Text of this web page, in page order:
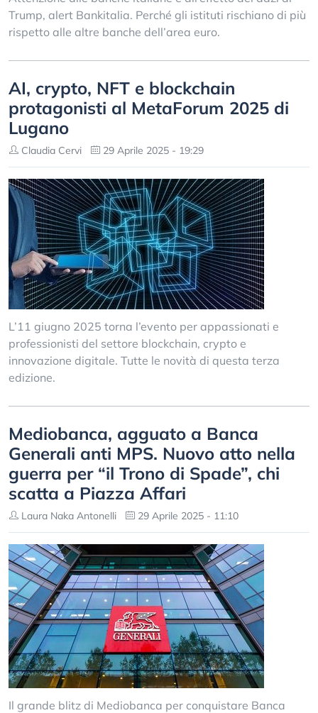
Trump, alert Bankitalia. Perché gli istituti rischiano di più
rispetto alle altre banche dell’area euro.
AI, crypto, NFT e blockchain
protagonisti al MetaForum 2025 di
Lugano
Claudia Cervi 29 Aprile 2025 - 19:29
L’11 giugno 2025 torna l’evento per appassionati e
professionisti del settore blockchain, crypto e
innovazione digitale. Tutte le novità di questa terza
edizione.
Mediobanca, agguato a Banca
Generali anti MPS. Nuovo atto nella
guerra per “il Trono di Spade”, chi
scatta a Piazza Affari
Laura Naka Antonelli 29 Aprile 2025 - 11:10
Il grande blitz di Mediobanca per conquistare Banca